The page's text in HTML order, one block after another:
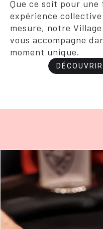
Que ce soit pour
expérience
mesure, notre
vous accompagne
moment unique.